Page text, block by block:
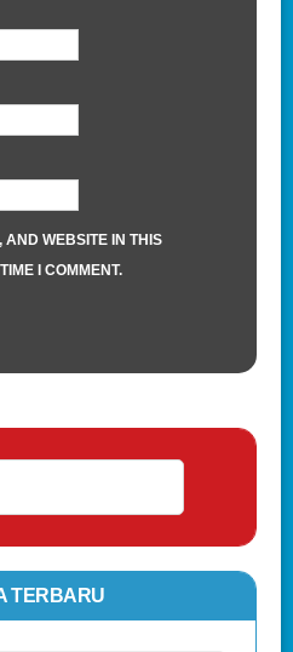
AND WEBSITE IN THIS
I COMMENT.
TERBARU